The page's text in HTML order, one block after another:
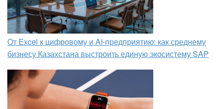
От Excel к цифровому и AI‑предприятию: как среднему
бизнесу Казахстана выстроить единую экосистему SAP